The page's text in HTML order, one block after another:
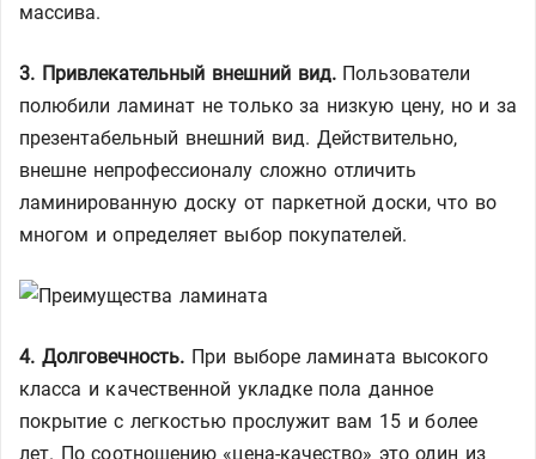
массива.
3. Привлекательный внешний вид.Пользователи
полюбили ламинат не только за низкую цену, но и за
презентабельный внешний вид. Действительно,
внешне непрофессионалу сложно отличить
ламинированную доску от паркетной доски, что во
многом и определяет выбор покупателей.
4. Долговечность. При выборе ламината высокого
класса и качественной укладке пола данное
покрытие с легкостью прослужит вам 15 и более
лет. По соотношению «цена-качество» это один из